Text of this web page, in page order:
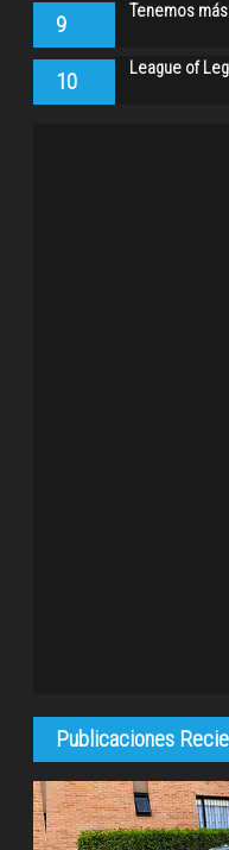
9 Tenemos
10 League of
Publicaciones